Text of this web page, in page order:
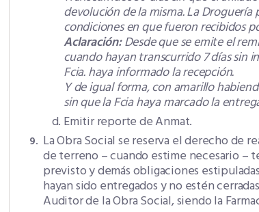
devolución de la misma. La
condiciones en que fueron recibidos
Aclaración:Desde que se emite el
cuando hayan transcurrido 7 días sin
Fcia. haya informado la recepción.
Y de igual forma, con amarillo
sin que la Fcia haya marcado la
Emitir reporte de Anmat.
La Obra Social se reserva el derecho de
de terreno – cuando estime necesario
previsto y demás obligaciones
hayan sido entregados y no estén
Auditor de la Obra Social, siendo la